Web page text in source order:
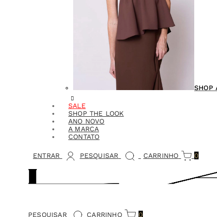
SHOP
SALE
SHOP THE LOOK
ANO NOVO
A MARCA
CONTATO
ENTRAR PESQUISAR CARRINHO 0
PESQUISAR CARRINHO 0